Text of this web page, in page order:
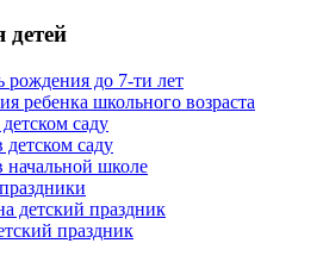
детей
рождения до 7-ти лет
ребенка школьного возраста
саду
саду
школе
детский праздник
праздник